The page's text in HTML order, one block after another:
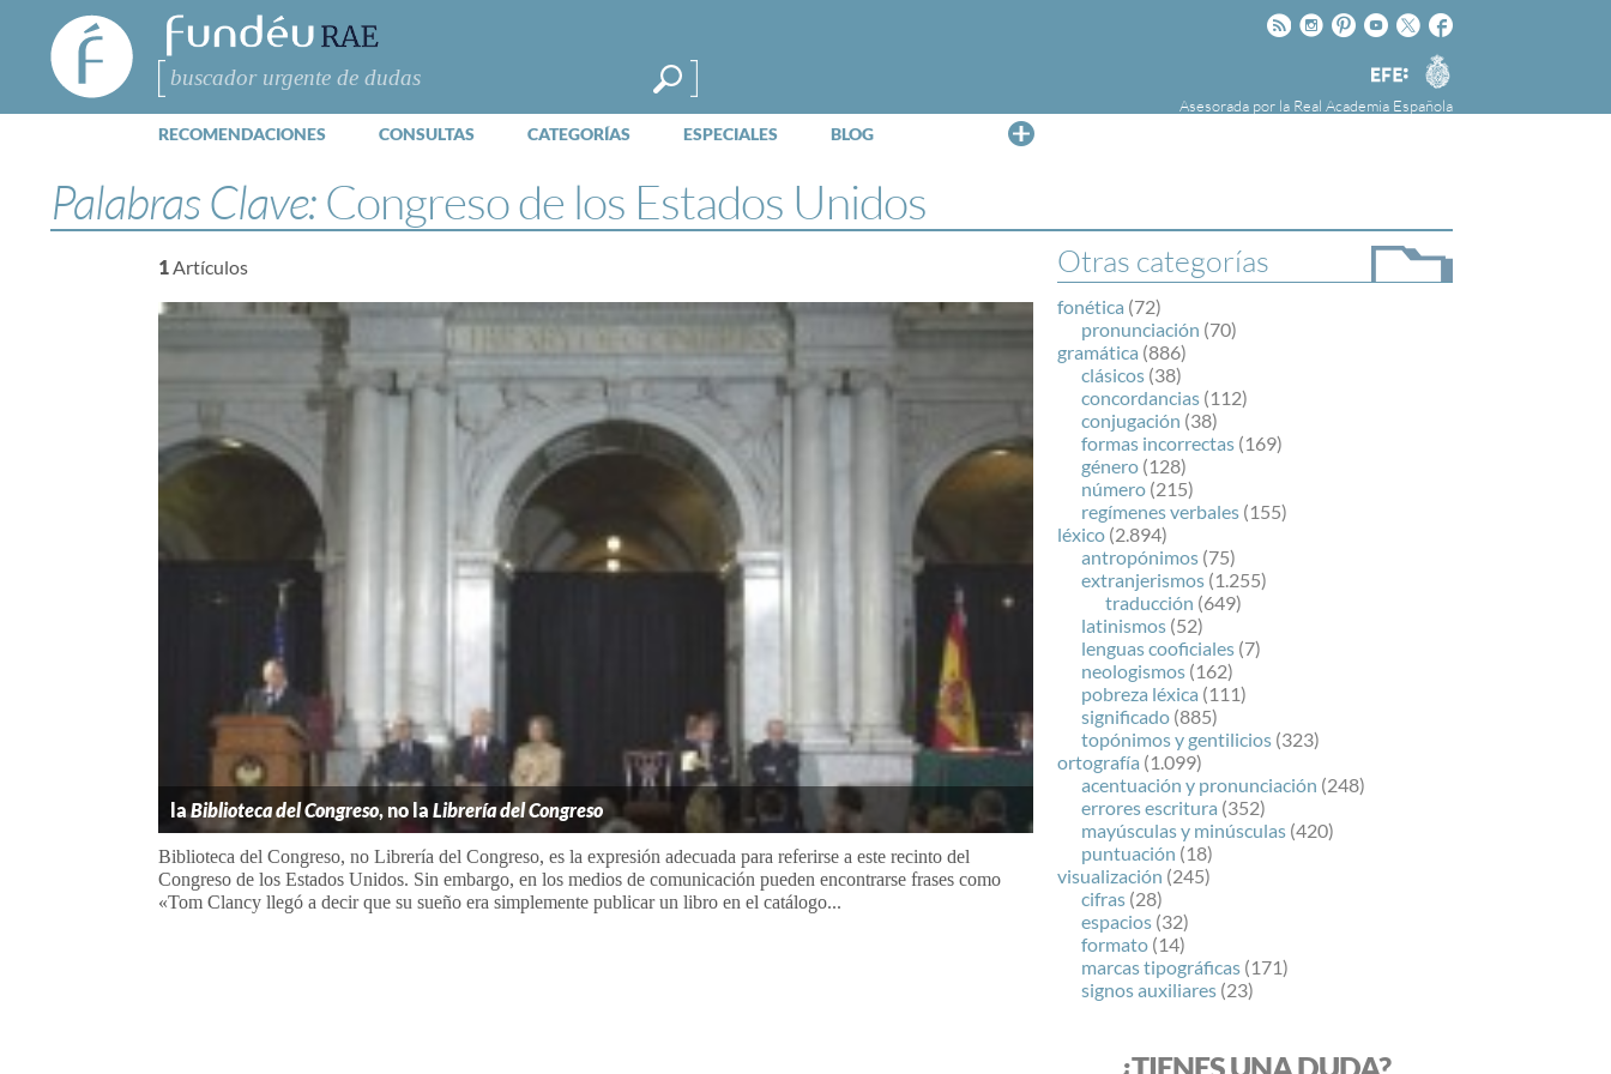
FundéuRAE
- Fundación
del Español
Urgente
Buscar
Facebook
Twitter
Youtube
Pinteres
Instagram
Rss
Agencia
EFE
Asesorada por la Real Academia Española
RECOMENDACIONES CONSULTAS CATEGORÍAS ESPECIALES BLOG
la Agencia Efe y la Real Academia Española,
cuyo objetivo es colaborar con el buen uso del
español en los medios de comunicación y en
Internet.
Palabras Clave:Congreso de los Estados Unidos
Otras categorías
fonética (72)
pronunciación (70)
gramática (886)
clásicos (38)
concordancias (112)
conjugación (38)
formas incorrectas (169)
género (128)
número (215)
regímenes verbales (155)
léxico (2.894)
antropónimos (75)
extranjerismos (1.255)
traducción (649)
latinismos (52)
lenguas cooficiales (7)
neologismos (162)
pobreza léxica (111)
significado (885)
topónimos y gentilicios (323)
ortografía (1.099)
acentuación y pronunciación (248)
errores escritura (352)
mayúsculas y minúsculas (420)
puntuación (18)
visualización (245)
cifras (28)
espacios (32)
formato (14)
marcas tipográficas (171)
signos auxiliares (23)
1Artículos
laBiblioteca del Congreso, no la Librería del Congreso
Biblioteca del Congreso, no Librería del Congreso, es la expresión adecuada para referirse a este recinto del
Congreso de los Estados Unidos. Sin embargo, en los medios de comunicación pueden encontrarse frases como
«Tom Clancy llegó a decir que su sueño era simplemente publicar un libro en el catálogo...
¿TIENES UNA DUDA?